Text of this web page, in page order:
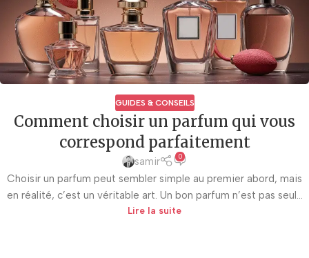
GUIDES & CONSEILS
Comment choisir un parfum qui vous
correspond parfaitement
samir 0
Choisir un parfum peut sembler simple au premier abord, mais
en réalité, c’est un véritable art. Un bon parfum n’est pas seul...
Lire la suite